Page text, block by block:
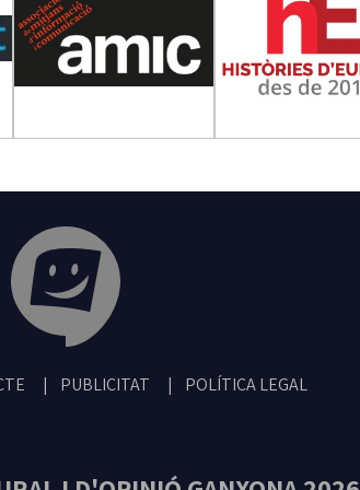
PUBLICITAT POLÍTICA LEGAL